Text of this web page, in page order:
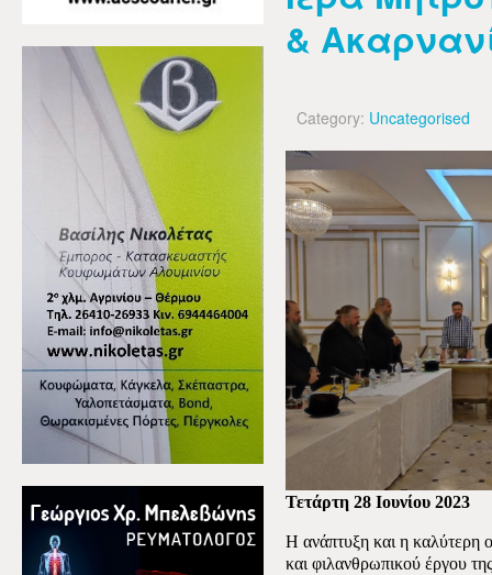
&
Category: Uncategorised
Τετάρτη 28 Ιουνίου 2023
Η ανάπτυξη και η καλύτερη
και φιλανθρωπικού έργου